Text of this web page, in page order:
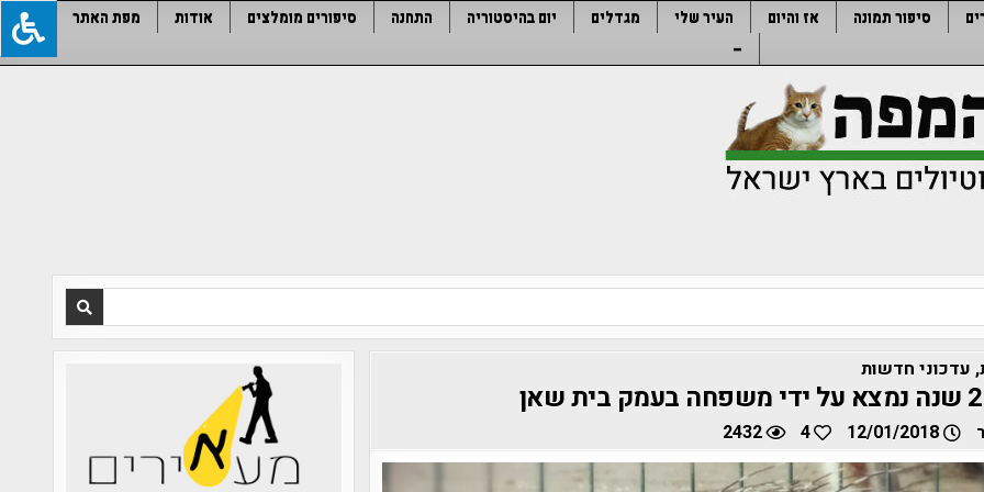
סיפור תמונה אז והיום העיר שלי מגדלים יום בהיסטוריה התחנה סיפורים מומלצים אודות
מפת האתר
–
, עדכוני חדשות
12/01/2018
4
2432